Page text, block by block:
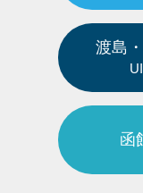
渡島
函